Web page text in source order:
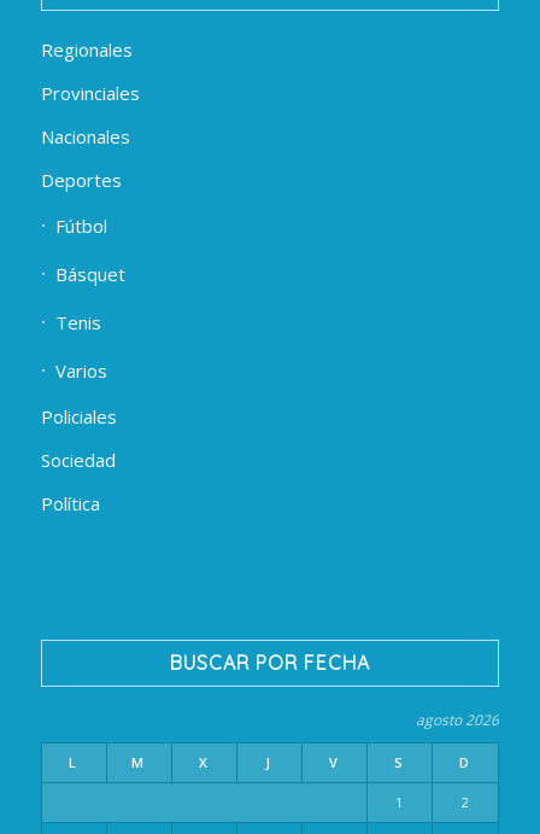
Regionales
Provinciales
Nacionales
Deportes
Fútbol
Básquet
Tenis
Varios
Policiales
Sociedad
Política
BUSCAR POR FECHA
agosto 2026
L M X J V S D
1 2